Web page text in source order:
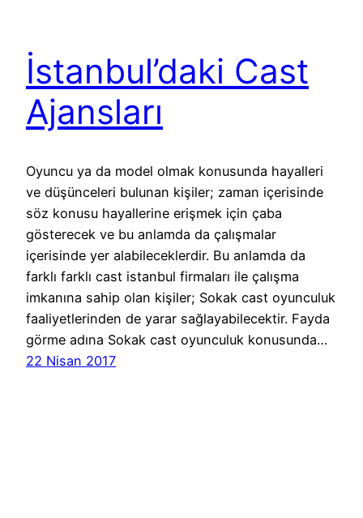
İstanbul’daki Cast
Ajansları
Oyuncu ya da model olmak konusunda hayalleri
ve düşünceleri bulunan kişiler; zaman içerisinde
söz konusu hayallerine erişmek için çaba
gösterecek ve bu anlamda da çalışmalar
içerisinde yer alabileceklerdir. Bu anlamda da
farklı farklı cast istanbul firmaları ile çalışma
imkanına sahip olan kişiler; Sokak cast oyunculuk
faaliyetlerinden de yarar sağlayabilecektir. Fayda
görme adına Sokak cast oyunculuk konusunda…
22 Nisan 2017